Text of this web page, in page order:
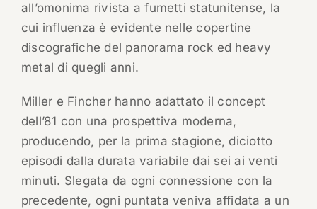
all’omonima rivista a fumetti statunitense, la
cui influenza è evidente nelle copertine
discografiche del panorama rock ed heavy
metal di quegli anni.
Miller e Fincher hanno adattato il concept
dell’81 con una prospettiva moderna,
producendo, per la prima stagione, diciotto
episodi dalla durata variabile dai sei ai venti
minuti. Slegata da ogni connessione con la
precedente, ogni puntata veniva affidata a un